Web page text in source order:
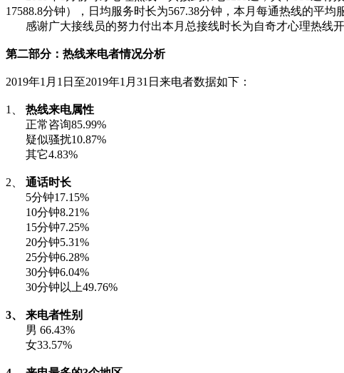
17588.8分钟），日均服务时长为567.38分钟，本月每通热线的平均
感谢广大接线员的努力付出本月总接线时长为自奇才心理热线
第二部分：热线来电者情况分析
2019年1月1日至2019年1月31日来电者数据如下：
1、 热线来电属性
正常咨询85.99%
疑似骚扰10.87%
其它4.83%
2、 通话时长
5分钟17.15%
10分钟8.21%
15分钟7.25%
20分钟5.31%
25分钟6.28%
30分钟6.04%
30分钟以上49.76%
3、
来电者性别
男 66.43%
女33.57%